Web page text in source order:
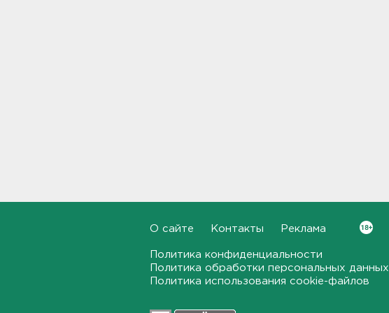
В Ленобласти и Петербурге
не появилось безопасных для
О сайте Контакты Реклама
Политика конфиденциальности
Политика обработки персональных данных
Политика использования cookie-файлов